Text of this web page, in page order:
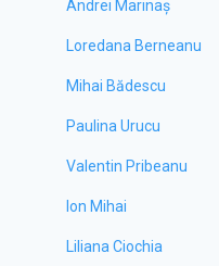
Andrei Marinaș
Loredana Berneanu
Mihai Bădescu
Paulina Urucu
Valentin Pribeanu
Ion Mihai
Liliana Ciochia